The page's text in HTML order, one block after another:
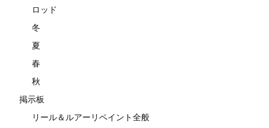
ロッド
冬
夏
春
秋
掲示板
リール＆ルアーリペイント全般